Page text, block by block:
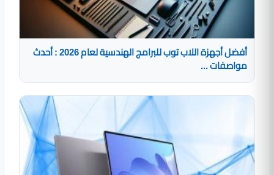
أفضل أجهزة اللاب توب للبرامج الهندسية لعام 2026 : أحدث
مواصفات ...